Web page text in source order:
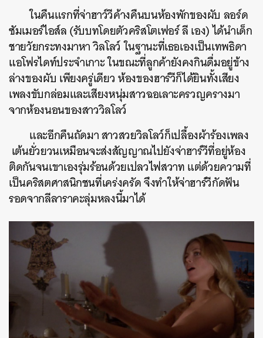
ในคืนแรกที่จ่าฮาว์วีค้างคืนบนห้องพักของผับ ลอร์ด
ซัมเมอร์ไอส์ล (รับบทโดยตัวคริสโตเฟอร์ ลี เอง) ได้นำเด็ก
ชายวัยกระทงมาหา วิลโลว์ ในฐานะที่เธอเองเป็นเทพธิดา
แอโฟรไดท์ประจำเกาะ ในขณะที่ลูกค้ายังคงกินดื่มอยู่ข้าง
ล่างของผับ เพียงครู่เดียว ห้องของฮาร์วีก็ได้ยินทั้งเสียง
เพลงขับกล่อมและเสียงหนุ่มสาวฉอเลาะครวญครางมา
จากห้องนอนของสาววิลโลว์
และอีกคืนถัดมา สาวสวยวิลโลว์ก็เปลื้องผ้าร้องเพลง
เต้นยั่วยวนเหมือนจะส่งสัญญาณไปยังจ่าฮาร์วีที่อยู่ห้อง
ติดกันจนเขาเองรุ่มร้อนด้วยเปลวไฟสวาท แต่ด้วยความที่
เป็นคริสตศาสนิกชนที่เคร่งครัด จึงทำให้จ่าฮาร์วีกัดฟัน
รอดจากลีลาราคะลุ่มหลงนี้มาได้